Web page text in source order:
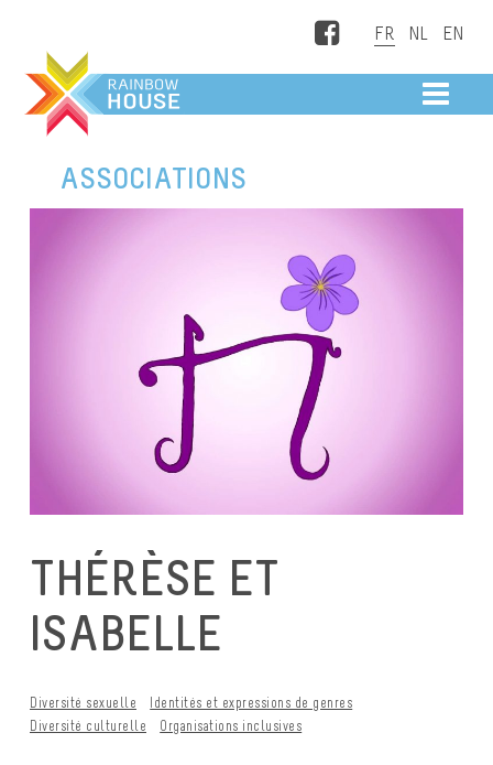
Facebook
ASSOCIATIONS
THÉRÈSE ET
ISABELLE
Diversité sexuelle
Identités et expressions de genres
Diversité culturelle
Organisations inclusives